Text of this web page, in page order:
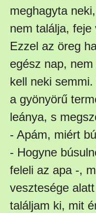
meghagyta
nem találja, feje
Ezzel az öreg
egész nap,
kell neki
a gyönyörű
leánya, s
- Apám, miért
- Hogyne
feleli az apa -,
vesztesége
találjam ki, mit